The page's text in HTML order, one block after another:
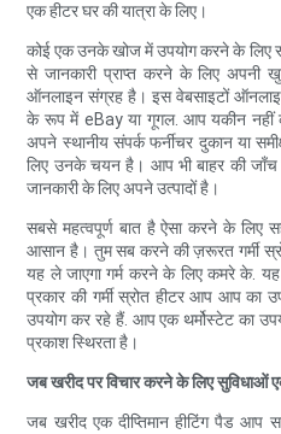
एक हीटर घर की यात्रा के लिए।
कोई एक उनके खोज में उपयोग करने के लिए
से जानकारी प्राप्त करने के लिए अपनी
ऑनलाइन संग्रह है। इस वेबसाइटों
के रूप में eBay या गूगल. आप यकीन नहीं
अपने स्थानीय संपर्क फर्नीचर दुकान या
लिए उनके चयन है। आप भी बाहर की
जानकारी के लिए अपने उत्पादों है।
सबसे महत्वपूर्ण बात है ऐसा करने के
आसान है। तुम सब करने की ज़रूरत गर्मी
यह ले जाएगा गर्म करने के लिए कमरे के.
प्रकार की गर्मी स्रोत हीटर आप आप का
उपयोग कर रहे हैं. आप एक थर्मोस्टेट का
प्रकाश स्थिरता है।
जब खरीद पर विचार करने के लिए सुविधाओं
जब खरीद एक दीप्तिमान हीटिंग पैड आप